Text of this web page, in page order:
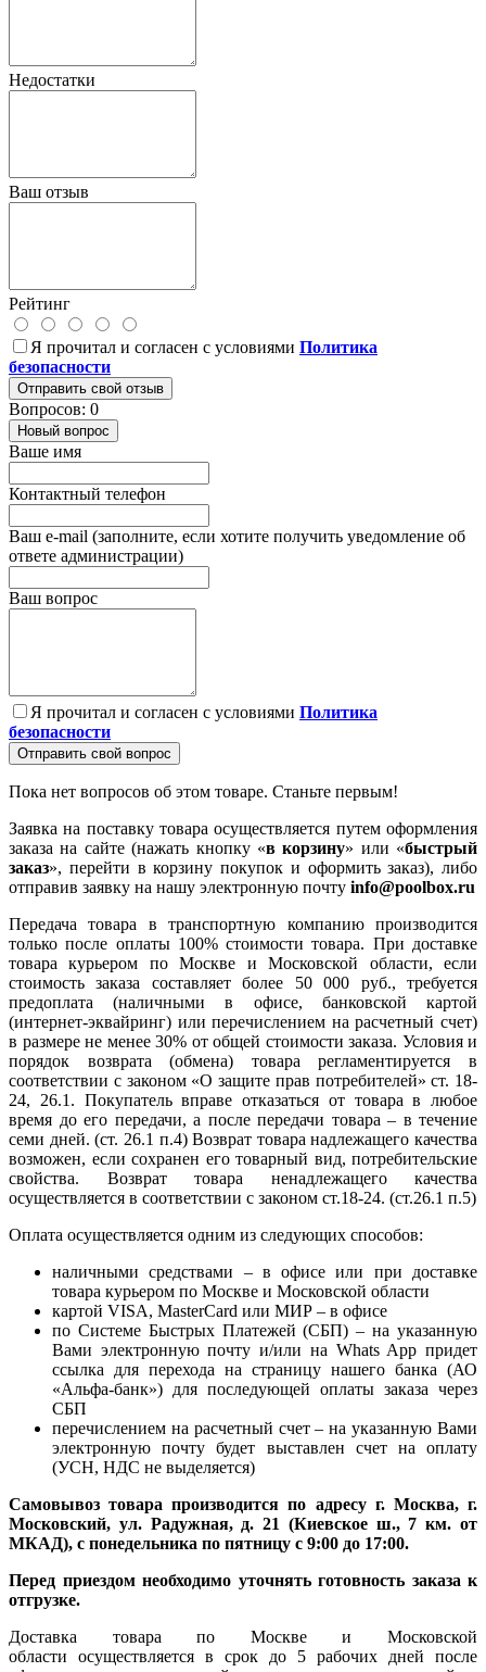
Недостатки
Ваш отзыв
Рейтинг
Я прочитал и согласен с условиями Политика
безопасности
Отправить свой отзыв
Вопросов: 0
Новый вопрос
Ваше имя
Контактный телефон
Ваш e-mail (заполните, если хотите получить уведомление об
ответе администрации)
Ваш вопрос
Я прочитал и согласен с условиями Политика
безопасности
Отправить свой вопрос
Пока нет вопросов об этом товаре. Станьте первым!
Заявка на поставку товара осуществляется путем оформления
заказа на сайте (нажать кнопку «в корзину» или «быстрый
заказ», перейти в корзину покупок и оформить заказ), либо
отправив заявку на нашу электронную почту info@poolbox.ru
Передача товара в транспортную компанию производится
только после оплаты 100% стоимости товара. При доставке
товара курьером по Москве и Московской области, если
стоимость заказа составляет более 50 000 руб., требуется
предоплата (наличными в офисе, банковской картой
(интернет-эквайринг) или перечислением на расчетный счет)
в размере не менее 30% от общей стоимости заказа. Условия и
порядок возврата (обмена) товара регламентируется в
соответствии с законом «О защите прав потребителей» ст. 18-
24, 26.1. Покупатель вправе отказаться от товара в любое
время до его передачи, а после передачи товара – в течение
семи дней. (ст. 26.1 п.4) Возврат товара надлежащего качества
возможен, если сохранен его товарный вид, потребительские
свойства. Возврат товара ненадлежащего качества
осуществляется в соответствии с законом ст.18-24. (ст.26.1 п.5)
Оплата осуществляется одним из следующих способов:
наличными средствами – в офисе или при доставке
товара курьером по Москве и Московской области
картой VISA, MasterCard или МИР – в офисе
по Системе Быстрых Платежей (СБП) – на указанную
Вами электронную почту и/или на Whats App придет
ссылка для перехода на страницу нашего банка (АО
«Альфа-банк») для последующей оплаты заказа через
СБП
перечислением на расчетный счет – на указанную Вами
электронную почту будет выставлен счет на оплату
(УСН, НДС не выделяется)
Самовывоз товара производится по адресу г. Москва, г.
Московский, ул. Радужная, д. 21 (Киевское ш., 7 км. от
МКАД), с понедельника по пятницу с 9:00 до 17:00.
Перед приездом необходимо уточнять готовность заказа к
отгрузке.
Доставка товара по Москве и Московской
области осуществляется в срок до 5 рабочих дней после